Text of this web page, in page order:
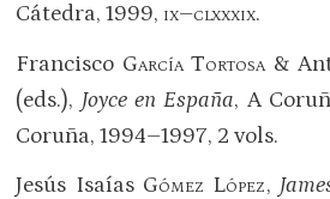
Cátedra, 1999, ix–clxxxix.
Francisco García Tortosa&
(eds.), Joyce en España, A
Coruña, 1994–1997, 2 vols.
Jesús Isaías Gómez López,